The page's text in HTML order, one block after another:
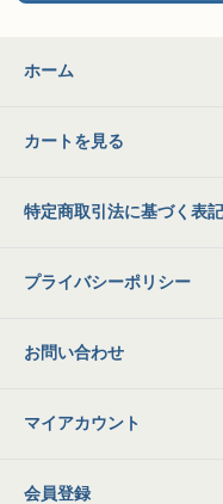
ホーム
カートを見る
特定商取引法に基づく表記
プライバシーポリシー
お問い合わせ
マイアカウント
会員登録